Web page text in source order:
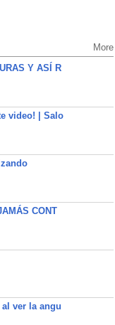
More
Y ASÍ R
video! | Salo
CONT
ver la angu